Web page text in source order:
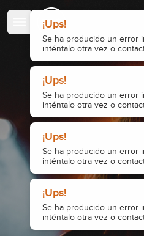
¡Ups!
Se ha producido un error
inténtalo otra vez o
¡Ups!
Se ha producido un error
inténtalo otra vez o
¡Ups!
Se ha producido un error
inténtalo otra vez o
¡Ups!
Se ha producido un error
inténtalo otra vez o
Escuela de Guitarristas